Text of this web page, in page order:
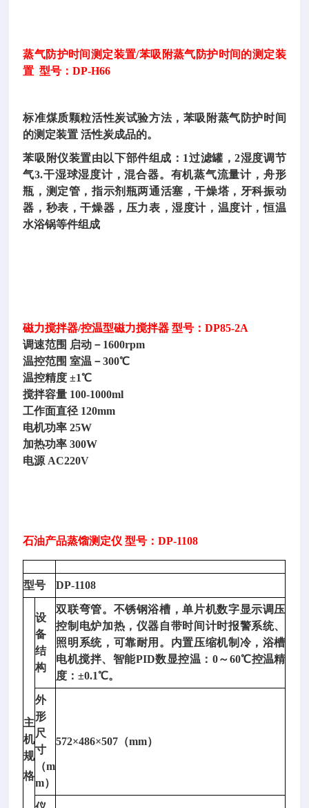
蒸气防护时间测定装置/苯吸附蒸气防护时间的测定装
置 型号：DP-H66
标准煤质颗粒活性炭试验方法，苯吸附蒸气防护时间
的测定装置 活性炭成品的。
苯吸附仪装置由以下部件组成： 1过滤罐，2湿度调节
气3.干湿球湿度计，混合器。有机蒸气流量计，舟形
瓶，测定管，指示剂瓶两通活塞，干燥塔，牙科振动
器，秒表，干燥器，压力表，湿度计，温度计，恒温
水浴锅等件组成
磁力搅拌器/控温型磁力搅拌器 型号：DP85-2A
调速范围 启动－ 1600rpm
温控范围 室温－300℃
温控精度 ±1℃
搅拌容量 100-1000ml
工作面直径 120mm
电机功率 25W
加热功率 300W
电源 AC220V
石油产品蒸馏测定仪 型号：DP-1108
型号 DP-1108
主
机
规
格
设
备
结
构
双联弯管。不锈钢浴槽，单片机数字显示调压
控制电炉加热，仪器自带时间计时报警系统、
照明系统，可靠耐用。内置压缩机制冷，浴槽
电机搅拌、智能PID数显控温： 0～60℃控温精
度：±0.1℃。
外
形
尺
寸
（m
m）
572×486×507 （mm）